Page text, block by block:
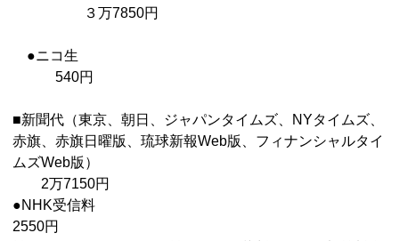
３万7850円
●ニコ生
540円
■新聞代（東京、朝日、ジャパンタイムズ、NYタイムズ、
赤旗、赤旗日曜版、琉球新報Web版、フィナンシャルタイ
ムズWeb版）
2万7150円
●NHK受信料
2550円